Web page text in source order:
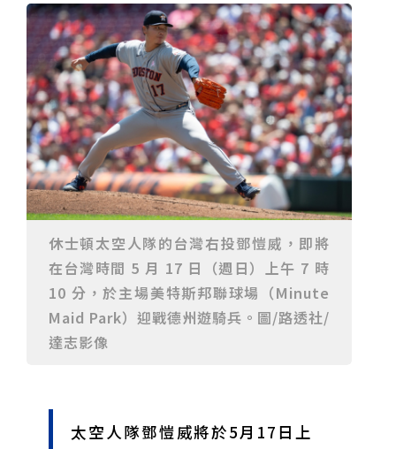
高
台中》中山醫大響應「30+大學計畫」 推出餐飲經營與
高齡照護學分專班
三星伴月聯手金星近鬼宿星團 端午連假西方低空上演天
文秀
台中》端午節前勞累驚覺單側無力 攤商「亞急性腦出
血」醫籲三徵兆速就醫
台中》跨越萬里深耕20年 中山附醫協助吐瓦魯建置首
套急診檢傷系統
世足》姆巴佩梅開二度破隊史紀錄 法國3比1擊敗塞內
加爾奪世界盃開門紅
搶攻端午連假人潮 臺北天文館推銀河特展與免費劇場搶
客
台中》萬豐國小奪少棒全國冠軍 赴美參賽盼各界正視
500萬經費缺口
蕭美琴視察帛琉Malakal島開發計畫 盼深化台帛水產與
醫療合作
婦人眼角冒水皰確診帶狀皰疹 臺中醫院跨科即時診治化
解失明與腦炎危機
參山處「梨山原民歌舞與工藝體驗」6月登場 結合永續
觀光推深度部落旅遊
台中》中央挹注逾8成！蔡其昌爭取4980萬 翻新清水五
權路道路與人行步道
智慧科技解救護士的腿！中山醫大與仁寶攜手「送藥機
器人」月省醫護120公里步程
台北》污水廠變身都市綠洲！內湖運動公園全新戲水區
盛大開放 智慧預約環教體驗
嘉義》搶攻端午親子商機！嘉義縣推「沉浸式角色扮
演」 邀學童化身小海盜、建築職人全台放電
阿里山精品咖啡香 成為端午與暑假深度旅遊新亮點
臺中甩「六都第一胖」稱號！「2026台中星燃計畫」啟
動 祭150萬獎金邀市民健康減重
跨界解密「健康一體」 科博館、國衛院特展登場 手機
化身探險工具自主解謎
活潑親切打破失智框架！日王牌業務丹野智文抗病13
年，靠「第二大腦」獨自來台分享生命淚水
國際保育盛事首移師亞洲 Joint TAG全球專家會議臺北
臺德技職教育深層對話！德國Walther Rathenau師生
休士頓太空人隊的台灣右投鄧愷威，即將
在台灣時間 5 月 17 日（週日）上午 7 時
10 分，於主場美特斯邦聯球場（Minute
Maid Park）迎戰德州遊騎兵。圖/路透社/
達志影像
太空人隊鄧愷威將於5月17日上